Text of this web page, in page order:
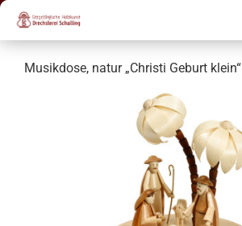
Musikdose, natur „Christi Geburt klein“